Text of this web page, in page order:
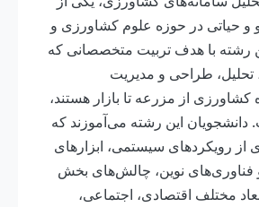
و حیاتی در حوزه علوم کشاورزی و
رشته با هدف تربیت متخصصانی که
تحلیل، طراحی و مدیریت
کشاورزی از مزرعه تا بازار هستند،
این رشته می‌آموزند که
از رویکردهای سیستمی، ابزارهای
فناوری‌های نوین، چالش‌های بخش
مختلف اقتصادی، اجتماعی،